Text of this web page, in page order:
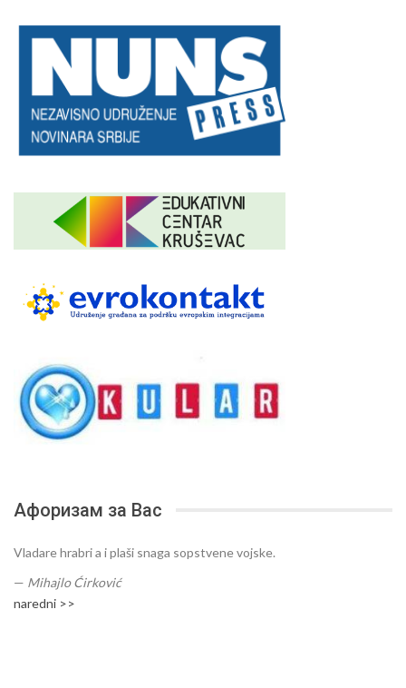
Афоризам за Вас
Vladare hrabri a i plaši snaga sopstvene vojske.
— Mihajlo Ćirković
naredni >>